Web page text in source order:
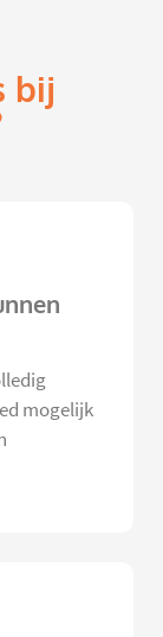
bij
mogelijk